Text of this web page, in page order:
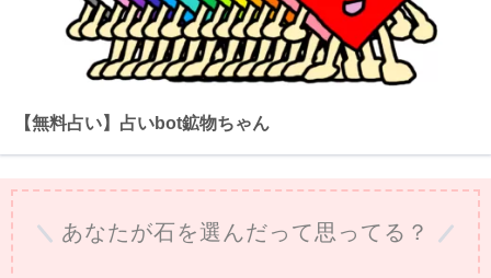
【無料占い】占いbot鉱物ちゃん
あなたが石を選んだって思ってる？